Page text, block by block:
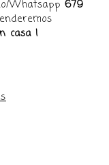
Whatsapp 679
casa !